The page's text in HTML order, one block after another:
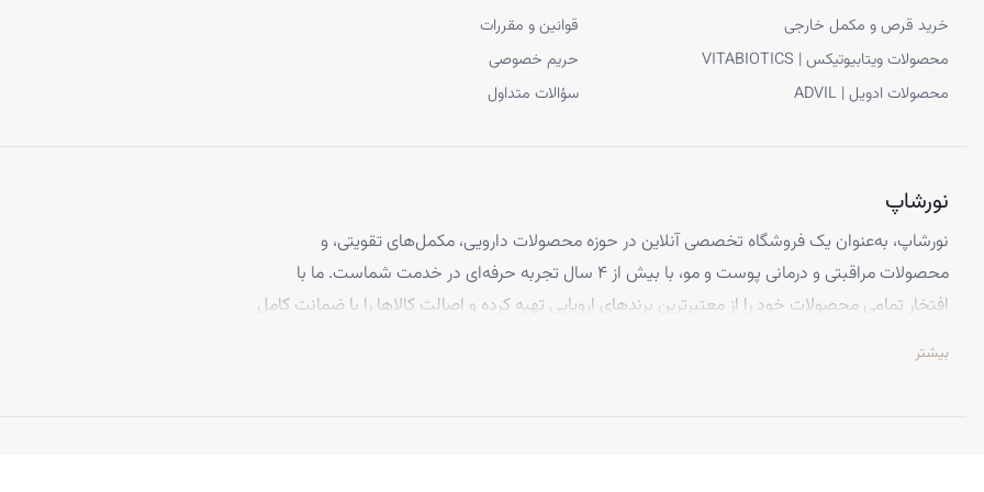
خرید قرص و مکمل خارجی
محصولات ویتابیوتیکس | VITABIOTICS
محصولات ادویل | ADVIL
قوانین و مقررات
حریم خصوصی
سؤالات متداول
نورشاپ
نورشاپ، به‌عنوان یک فروشگاه تخصصی آنلاین در حوزه محصولات دارویی، مکمل‌های تقویتی، و
محصولات مراقبتی و درمانی پوست و مو، با بیش از ۴ سال تجربه حرفه‌ای در خدمت شماست. ما با
افتخار تمامی محصولات خود را از معتبرترین برندهای اروپایی تهیه کرده و اصالت کالاها را با ضمانت کامل
تخصص ما ارائه محصولاتی است که از کیفیت و استانداردهای برتر جهانی برخوردارند، تا بتوانید با
بیشتر